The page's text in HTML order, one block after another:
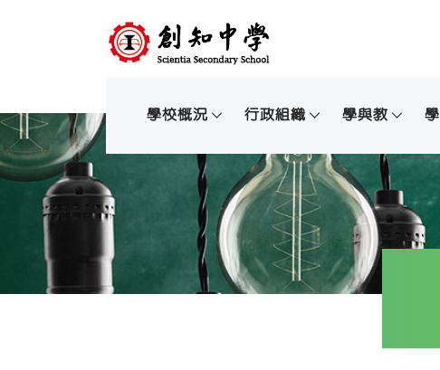
學校概況 行政組織 學與教